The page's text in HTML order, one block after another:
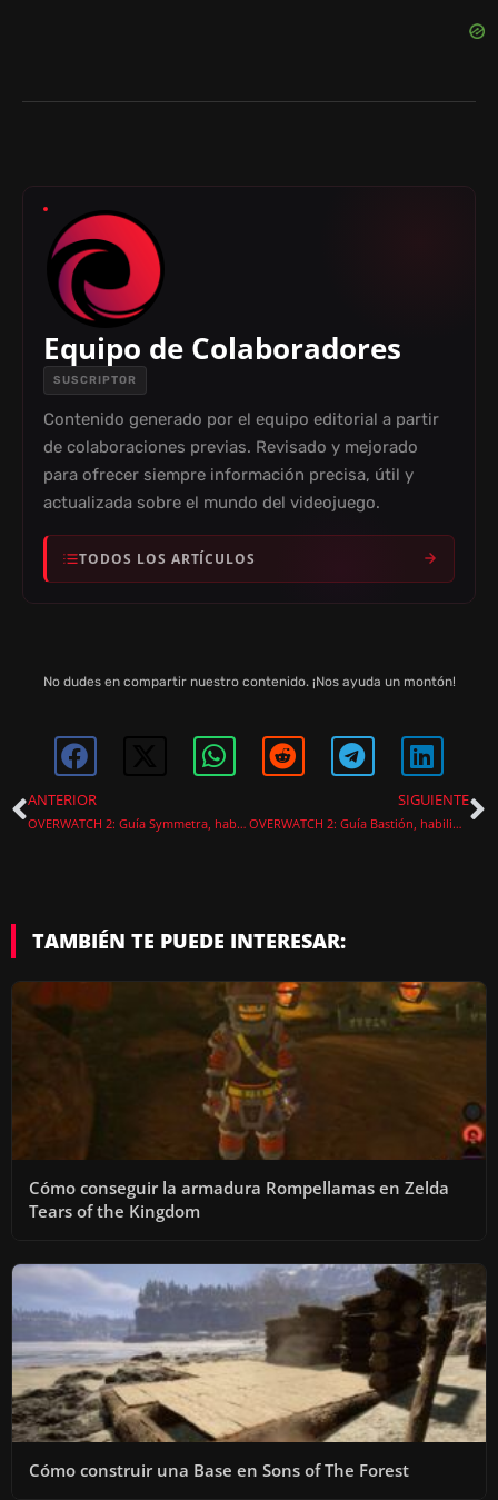
Equipo de Colaboradores
SUSCRIPTOR
Contenido generado por el equipo editorial a partir
de colaboraciones previas. Revisado y mejorado
para ofrecer siempre información precisa, útil y
actualizada sobre el mundo del videojuego.
TODOS LOS ARTÍCULOS
No dudes en compartir nuestro contenido. ¡Nos ayuda un montón!
ANTERIOR
OVERWATCH 2: Guía Symmetra, habilidades, consejos y más
SIGUIENTE
OVERWATCH 2: Guía Bastión, habilidades, consejos y más
TAMBIÉN TE PUEDE INTERESAR:
Cómo conseguir la armadura Rompellamas en Zelda
Tears of the Kingdom
Cómo construir una Base en Sons of The Forest